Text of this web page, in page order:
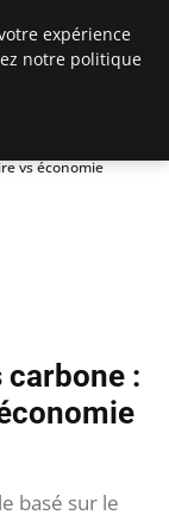
vs économie
carbone :
basé sur le
expérience
notre politique